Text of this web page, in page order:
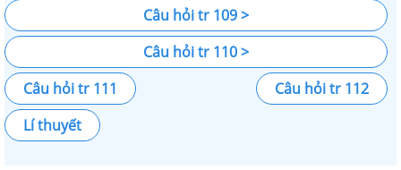
Câu hỏi tr 109 >
Câu hỏi tr 110 >
Câu hỏi tr 111
Câu hỏi tr 112
Lí thuyết